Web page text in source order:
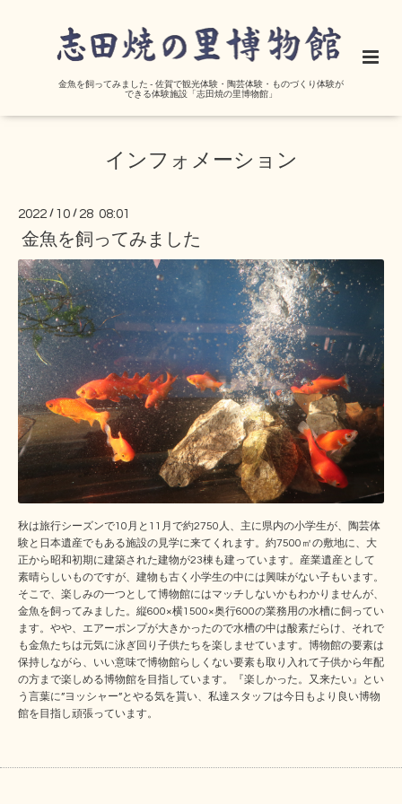
金魚を飼ってみました - 佐賀で観光体験・陶芸体験・ものづくり体験が
できる体験施設「志田焼の里博物館」
インフォメーション
2022 / 10 / 28 08:01
金魚を飼ってみました
秋は旅行シーズンで10月と11月で約2750人、主に県内の小学生が、陶芸体
験と日本遺産でもある施設の見学に来てくれます。約7500㎡の敷地に、大
正から昭和初期に建築された建物が23棟も建っています。産業遺産として
素晴らしいものですが、建物も古く小学生の中には興味がない子もいます。
そこで、楽しみの一つとして博物館にはマッチしないかもわかりませんが、
金魚を飼ってみました。縦600×横1500×奥行600の業務用の水槽に飼ってい
ます。やや、エアーポンプが大きかったので水槽の中は酸素だらけ、それで
も金魚たちは元気に泳ぎ回り子供たちを楽しませています。博物館の要素は
保持しながら、いい意味で博物館らしくない要素も取り入れて子供から年配
の方まで楽しめる博物館を目指しています。『楽しかった。又来たい』とい
う言葉に”ヨッシャー”とやる気を貰い、私達スタッフは今日もより良い博物
館を目指し頑張っています。